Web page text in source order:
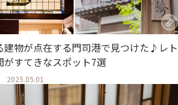
建物が点在する門司港で見つけた♪レト
がすてきなスポット7選
2025.05.01